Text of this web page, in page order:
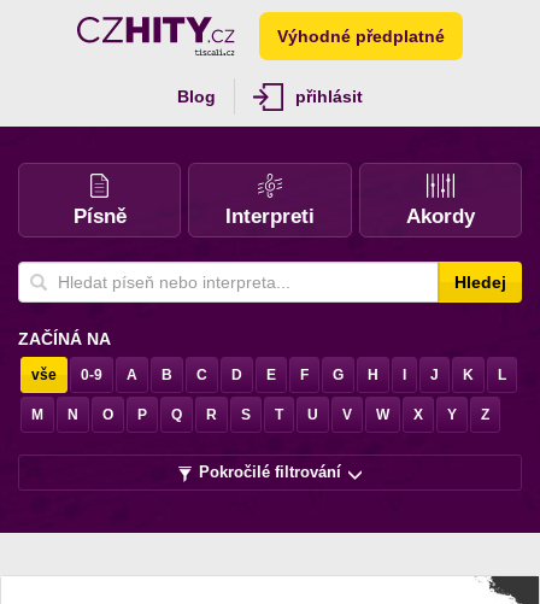
Výhodné předplatné
Blog přihlásit
Písně Interpreti Akordy
Hledej
ZAČÍNÁ NA
vše 0-9 A B C D E F G H J K L
M N O P Q R S T U V W X Y Z
Pokročilé filtrování